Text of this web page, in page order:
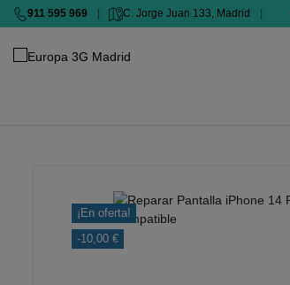
911 595 969 C. Jorge Juan 133, Madrid
¡En oferta!
-10,00 €